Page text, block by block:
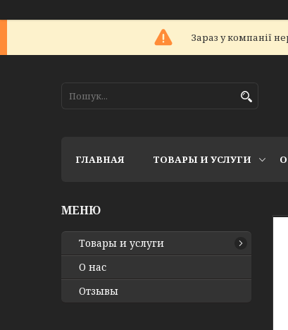
Зараз у компанії
ГЛАВНАЯ ТОВАРЫ И УСЛУГИ
Товары и услуги
О нас
Отзывы